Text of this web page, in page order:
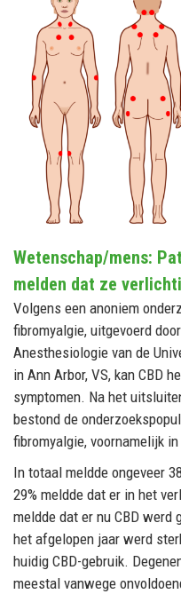
Wetenschap/mens:
melden dat ze
Volgens een anoniem
fibromyalgie, uitgevoerd
Anesthesiologie van de
in Ann Arbor, VS, kan CBD
symptomen. Na het
bestond de
fibromyalgie, voornamelijk
In totaal meldde ongeveer
29% meldde dat er in het
meldde dat er nu CBD
het afgelopen jaar werd
huidig CBD-gebruik.
meestal vanwege